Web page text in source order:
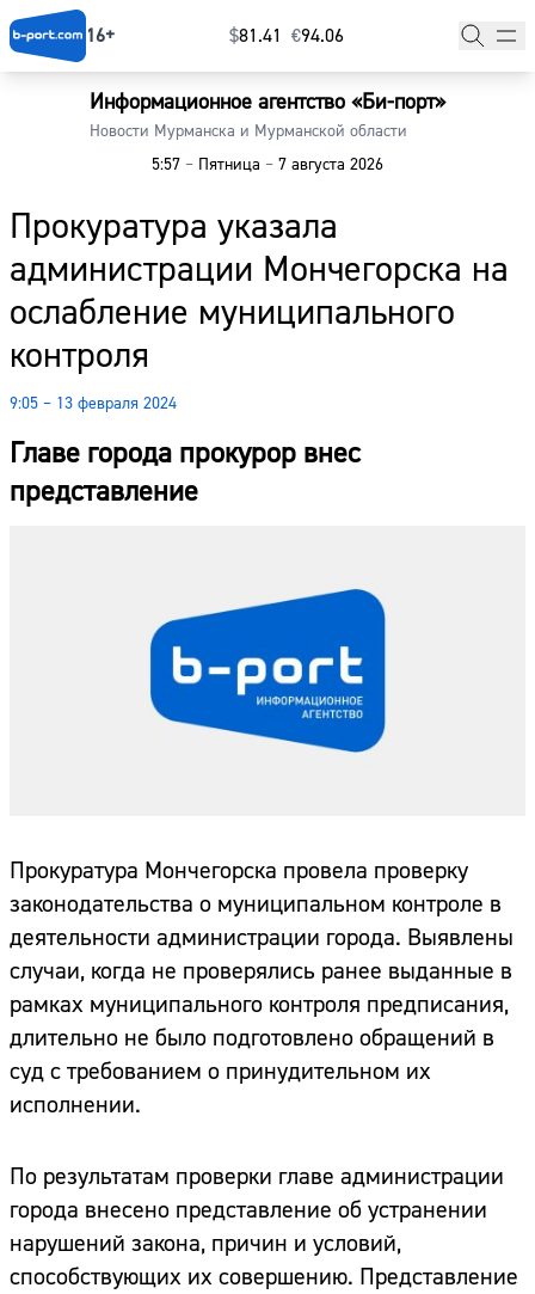
16+ $⁠81.41 €⁠94.06
Информационное агентство «Би-порт»
Новости Мурманска и Мурманской области
5:57 – Пятница – 7 августа 2026
Прокуратура указала
администрации Мончегорска на
ослабление муниципального
контроля
9:05 – 13 февраля 2024
Главе города прокурор внес
представление
Прокуратура Мончегорска провела проверку
законодательства о муниципальном контроле в
деятельности администрации города. Выявлены
случаи, когда не проверялись ранее выданные в
рамках муниципального контроля предписания,
длительно не было подготовлено обращений в
суд с требованием о принудительном их
исполнении.
По результатам проверки главе администрации
города внесено представление об устранении
нарушений закона, причин и условий,
способствующих их совершению. Представление
Главная
Наши гости
Фоторепортажи
Погода
Курсы валют